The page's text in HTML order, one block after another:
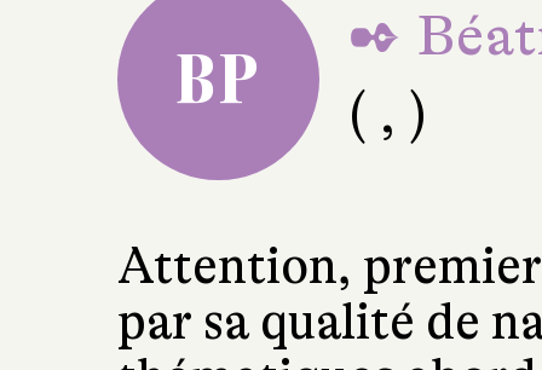
BP
✒
( , )
Attention,
par sa qualité de